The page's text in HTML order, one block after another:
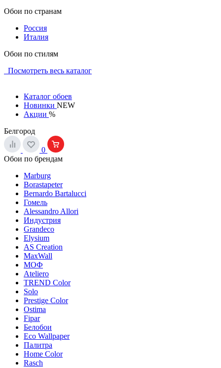
Обои по странам
Россия
Италия
Обои по стилям
Посмотреть весь каталог
Каталог обоев
Новинки NEW
Акции %
Белгород
0
Обои по брендам
Marburg
Borastapeter
Bernardo Bartalucci
Гомель
Alessandro Allori
Индустрия
Grandeco
Elysium
AS Creation
MaxWall
МОФ
Ateliero
TREND Color
Solo
Prestige Color
Ostima
Fipar
Белобои
Eco Wallpaper
Палитра
Home Color
Rasch